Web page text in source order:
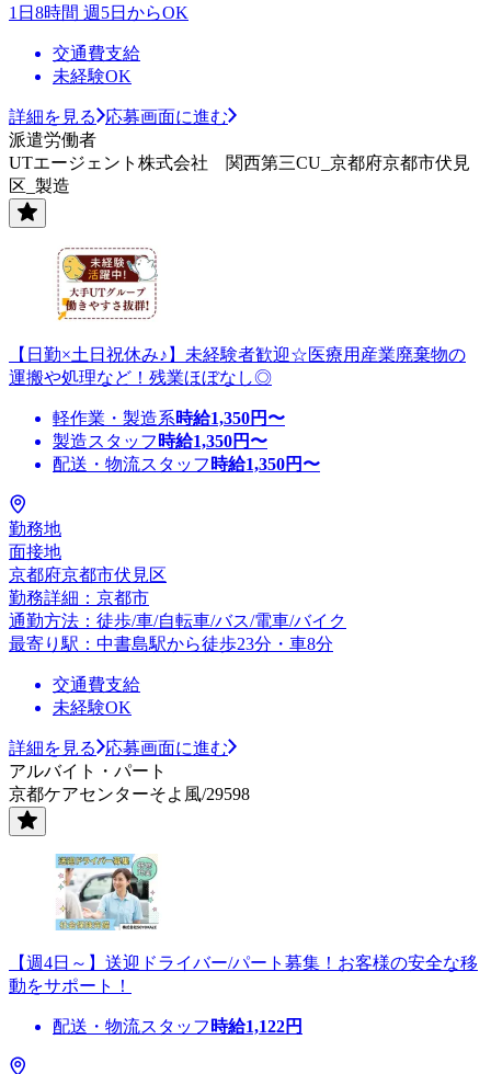
1日8時間 週5日からOK
交通費支給
未経験OK
詳細を見る
応募画面に進む
派遣労働者
UTエージェント株式会社 関西第三CU_京都府京都市伏見
区_製造
【日勤×土日祝休み♪】未経験者歓迎☆医療用産業廃棄物の
運搬や処理など！残業ほぼなし◎
軽作業・製造系時給1,350円〜
製造スタッフ 時給1,350円〜
配送・物流スタッフ 時給1,350円〜
勤務地
面接地
京都府京都市伏見区
勤務詳細：京都市
通勤方法：徒歩/車/自転車/バス/電車/バイク
最寄り駅：中書島駅から徒歩23分・車8分
交通費支給
未経験OK
詳細を見る
応募画面に進む
アルバイト・パート
京都ケアセンターそよ風/29598
【週4日～】送迎ドライバー/パート募集！お客様の安全な移
動をサポート！
配送・物流スタッフ 時給1,122円